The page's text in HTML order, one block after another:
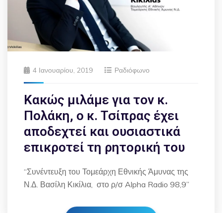
4 Ιανουαρίου, 2019 Ραδιόφωνο
Κακώς μιλάμε για τον κ.
Πολάκη, ο κ. Τσίπρας έχει
αποδεχτεί και ουσιαστικά
επικροτεί τη ρητορική του
“Συνέντευξη του Τομεάρχη Εθνικής Άμυνας της
Ν.Δ. Βασίλη Κικίλια, στο ρ/σ Alpha Radio 98,9”